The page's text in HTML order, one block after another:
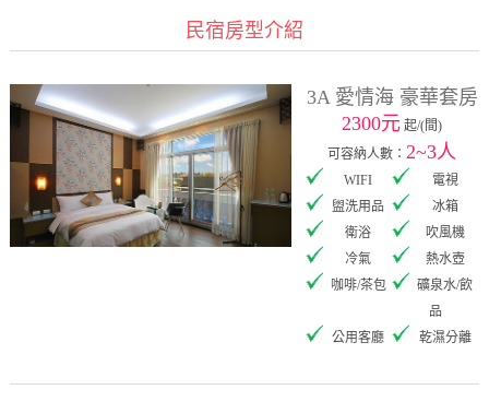
民宿房型介紹
3A 愛情海 豪華套房
2300元 起/(間)
可容納人數： 2~3人
WIFI
電視
盥洗用品
冰箱
衛浴
吹風機
冷氣
熱水壺
咖啡/茶包
礦泉水/飲
品
公用客廳
乾濕分離